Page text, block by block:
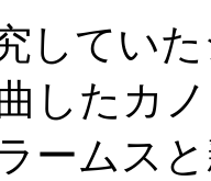
してい
したカ
ームス